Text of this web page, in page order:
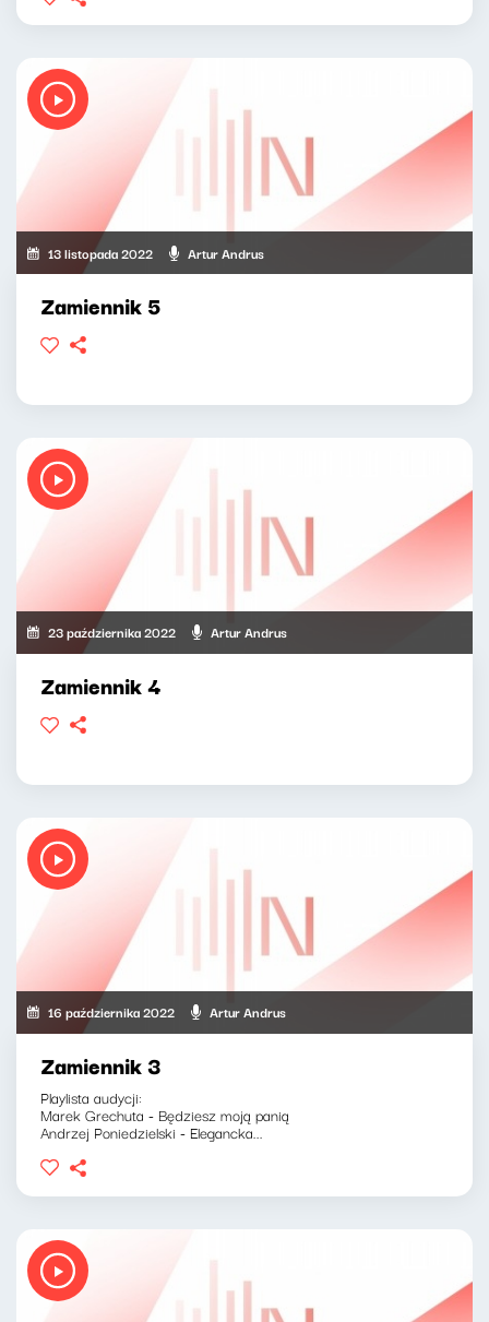
13 listopada 2022 Artur Andrus
Zamiennik 5
23 października 2022 Artur Andrus
Zamiennik 4
16 października 2022 Artur Andrus
Zamiennik 3
Playlista audycji:
Marek Grechuta - Będziesz moją panią
Andrzej Poniedzielski - Elegancka...